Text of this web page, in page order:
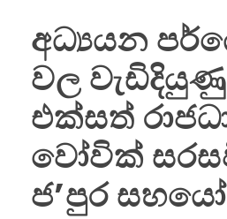
අධ්‍යයන
වල
එක්සත්
වෝවික්
ජ’පුර